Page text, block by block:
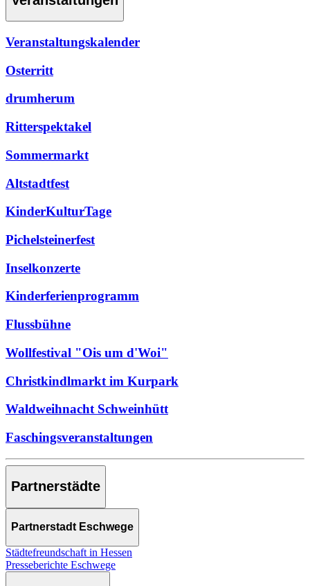
Veranstaltungskalender
Osterritt
drumherum
Ritterspektakel
Sommermarkt
Altstadtfest
KinderKulturTage
Pichelsteinerfest
Inselkonzerte
Kinderferienprogramm
Flussbühne
Wollfestival "Ois um d'Woi"
Christkindlmarkt im Kurpark
Waldweihnacht Schweinhütt
Faschingsveranstaltungen
Partnerstädte
Partnerstadt Eschwege
Städtefreundschaft in Hessen
Presseberichte Eschwege